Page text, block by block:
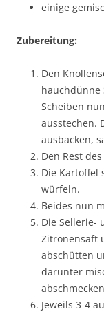
einige
Zubereitung:
Den
hauchdünne
Scheiben
ausstechen.
ausbacken,
Den Rest
Die Kartoffel
würfeln.
Beides nun
Die Sellerie-
Zitronensaft
abschütten
darunter
Jeweils 3-4